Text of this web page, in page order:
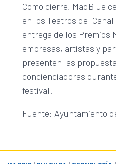
Como cierre, MadBlue
en los Teatros del
entrega de los Premios
empresas, artistas y
presenten las
concienciadoras
festival.
Fuente: Ayuntamiento